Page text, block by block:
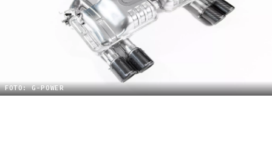
FOTO: G-POWER